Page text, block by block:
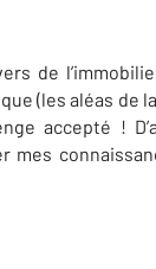
de
(les aléas de
accepté !